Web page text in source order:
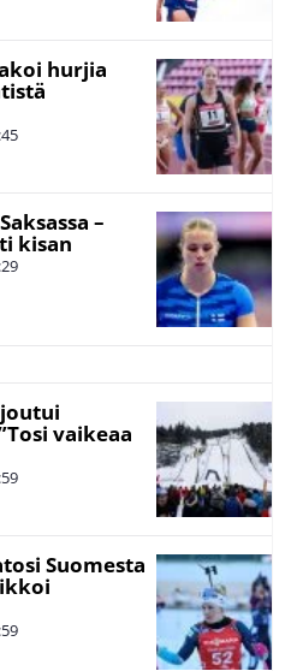
hurjia
–
kisan
vaikeaa
Suomesta